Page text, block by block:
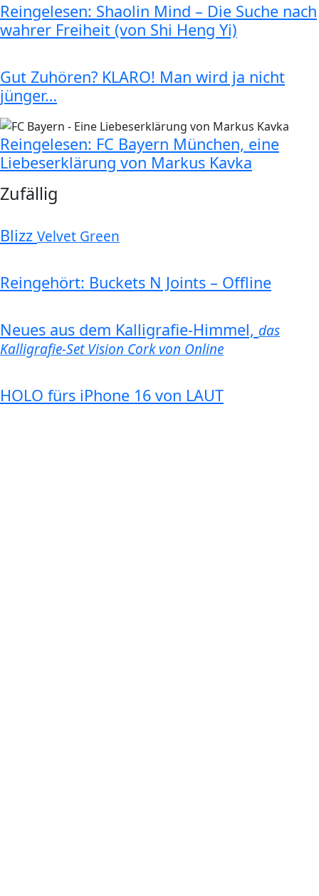
Reingelesen: Shaolin Mind – Die Suche nach
wahrer Freiheit (von Shi Heng Yi)
Gut Zuhören? KLARO! Man wird ja nicht
jünger…
Reingelesen: FC Bayern München, eine
Liebeserklärung von Markus Kavka
Zufällig
Blizz Velvet Green
Reingehört: Buckets N Joints – Offline
Neues aus dem Kalligrafie-Himmel, das
Kalligrafie-Set Vision Cork von Online
HOLO fürs iPhone 16 von LAUT